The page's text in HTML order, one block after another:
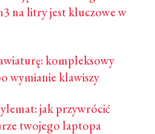
na litry jest kluczowe w
kompleksowy
wymianie klawiszy
jak przywrócić
twojego laptopa